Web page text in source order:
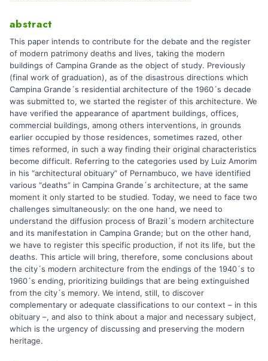
abstract
This paper intends to contribute for the debate and the register
of modern patrimony deaths and lives, taking the modern
buildings of Campina Grande as the object of study. Previously
(final work of graduation), as of the disastrous directions which
Campina Grande´s residential architecture of the 1960´s decade
was submitted to, we started the register of this architecture. We
have verified the appearance of apartment buildings, offices,
commercial buildings, among others interventions, in grounds
earlier occupied by those residences, sometimes razed, other
times reformed, in such a way finding their original characteristics
become difficult. Referring to the categories used by Luiz Amorim
in his “architectural obituary” of Pernambuco, we have identified
various “deaths” in Campina Grande´s architecture, at the same
moment it only started to be studied. Today, we need to face two
challenges simultaneously: on the one hand, we need to
understand the diffusion process of Brazil´s modern architecture
and its manifestation in Campina Grande; but on the other hand,
we have to register this specific production, if not its life, but the
deaths. This article will bring, therefore, some conclusions about
the city´s modern architecture from the endings of the 1940´s to
1960´s ending, prioritizing buildings that are being extinguished
from the city´s memory. We intend, still, to discover
complementary or adequate classifications to our context – in this
obituary –, and also to think about a major and necessary subject,
which is the urgency of discussing and preserving the modern
heritage.